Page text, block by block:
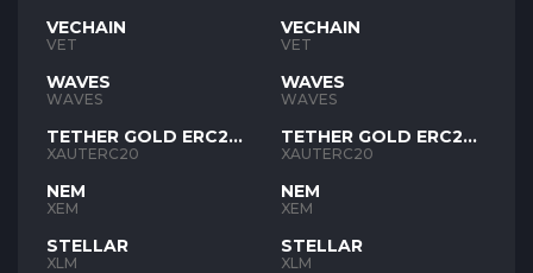
VECHAIN
VET
WAVES
WAVES
TETHER GOLD ERC20
XAUT
XAUTERC20
NEM
XEM
STELLAR
XLM
VECHAIN
VET
WAVES
WAVES
TETHER GOLD ERC20
XAUT
XAUTERC20
NEM
XEM
STELLAR
XLM